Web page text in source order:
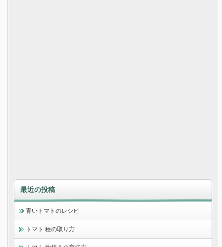
最近の投稿
青いトマトのレシピ
トマト 種の取り方